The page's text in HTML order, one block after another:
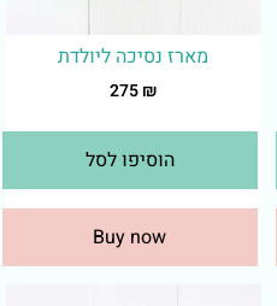
מארז נסיכה ליולדת
275₪
הוסיפו לסל
Buy now